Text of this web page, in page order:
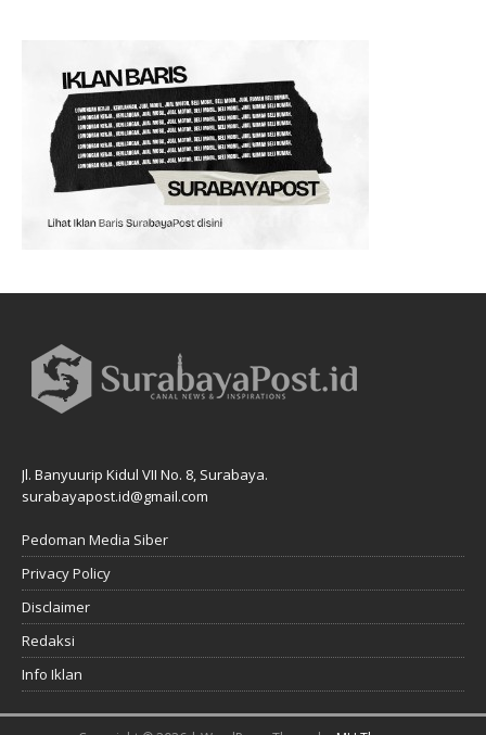
Jl. Banyuurip Kidul VII No. 8, Surabaya.
surabayapost.id@gmail.com
Pedoman Media Siber
Privacy Policy
Disclaimer
Redaksi
Info Iklan